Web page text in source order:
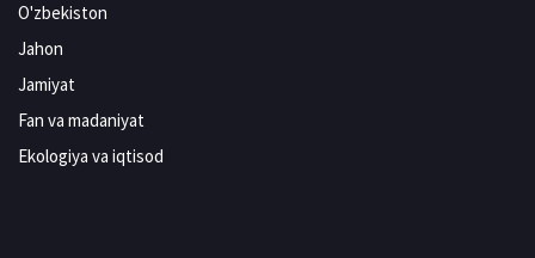
O'zbekiston
Jahon
Jamiyat
Fan va madaniyat
Ekologiya va iqtisod